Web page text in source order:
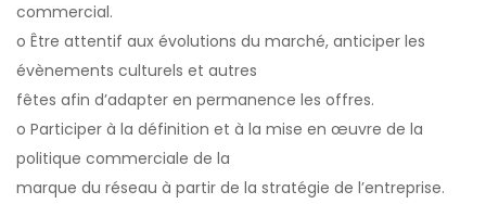
commercial.
o Être attentif aux évolutions du marché, anticiper les
évènements culturels et autres
fêtes afin d’adapter en permanence les offres.
o Participer à la définition et à la mise en œuvre de la
politique commerciale de la
marque du réseau à partir de la stratégie de l’entreprise.